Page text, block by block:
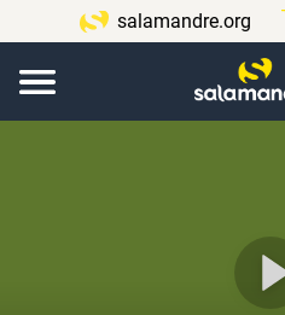
salamandre.org